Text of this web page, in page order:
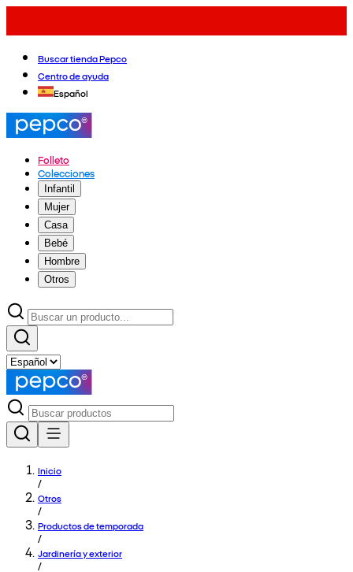
Buscar tienda Pepco
Centro de ayuda
Español
Folleto
Colecciones
Infantil
Mujer
Casa
Bebé
Hombre
Otros
Inicio
/
Otros
/
Productos de temporada
/
Jardinería y exterior
/